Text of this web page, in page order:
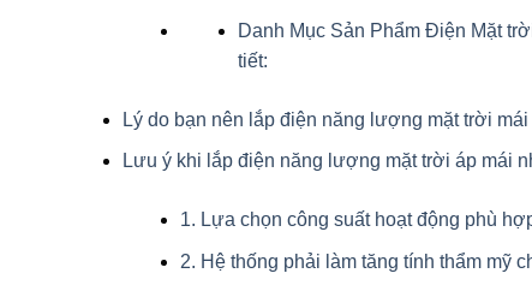
Danh Mục Sản Phẩm Điện Mặt
tiết:
Lý do bạn nên lắp điện năng lượng mặt trời mái
Lưu ý khi lắp điện năng lượng mặt trời áp mái
1. Lựa chọn công suất hoạt động phù
2. Hệ thống phải làm tăng tính thẩm mỹ